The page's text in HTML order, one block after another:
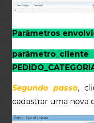
Parâmetros
Segundo passo,
cadastrar uma nova